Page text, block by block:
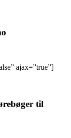
ajax=”true”]
til